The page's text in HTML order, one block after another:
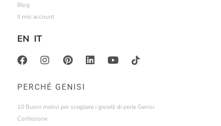
Blog
Il mio account
EN IT
PERCHÉ GENISI
10 Buoni motivi per scegliere i gioielli di perle Genisi
Confezione